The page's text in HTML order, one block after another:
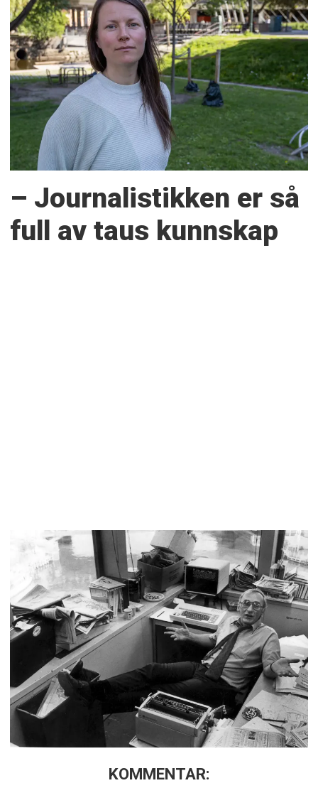
– Journalistikken er så
full av taus kunnskap
KOMMENTAR: